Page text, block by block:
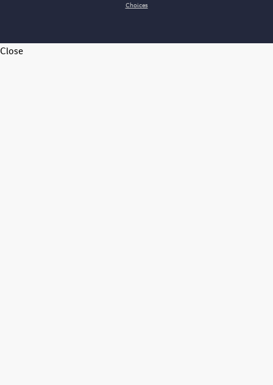
Choices
Close